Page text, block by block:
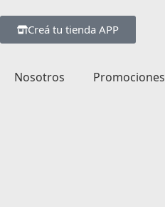
Creá tu tienda APP
Nosotros Promociones